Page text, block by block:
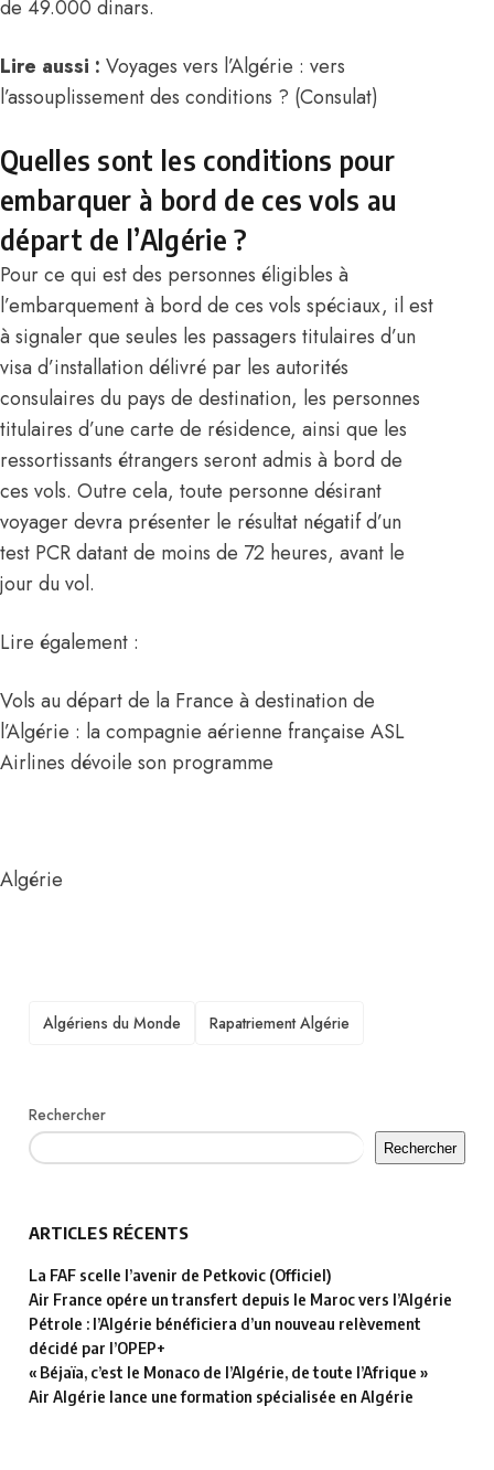
de 49.000 dinars.
Lire aussi : Voyages vers l’Algérie : vers
l’assouplissement des conditions ? (Consulat)
Quelles sont les conditions pour
embarquer à bord de ces vols au
départ de l’Algérie ?
Pour ce qui est des personnes éligibles à
l’embarquement à bord de ces vols spéciaux, il est
à signaler que seules les passagers titulaires d’un
visa d’installation délivré par les autorités
consulaires du pays de destination, les personnes
titulaires d’une carte de résidence, ainsi que les
ressortissants étrangers seront admis à bord de
ces vols. Outre cela, toute personne désirant
voyager devra présenter le résultat négatif d’un
test PCR datant de moins de 72 heures, avant le
jour du vol.
Lire également :
Vols au départ de la France à destination de
l’Algérie : la compagnie aérienne française ASL
Airlines dévoile son programme
Algérie
TAGS
Algériens du Monde Rapatriement Algérie
Rechercher
Rechercher
ARTICLES RÉCENTS
La FAF scelle l’avenir de Petkovic (Officiel)
Air France opére un transfert depuis le Maroc vers l’Algérie
Pétrole : l’Algérie bénéficiera d’un nouveau relèvement
décidé par l’OPEP+
« Béjaïa, c’est le Monaco de l’Algérie, de toute l’Afrique »
Air Algérie lance une formation spécialisée en Algérie